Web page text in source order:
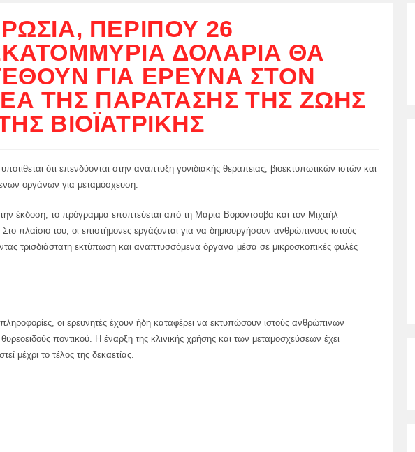
ΠΕΡΊΠΟΥ 26
ΔΟΛΆΡΙΑ ΘΑ
ΓΙΑ ΈΡΕΥΝΑ ΣΤΟΝ
ΤΗΣ ΠΑΡΆΤΑΣΗΣ ΤΗΣ ΖΩΉΣ
ΒΙΟΪΑΤΡΙΚΉΣ
ότι επενδύονται στην ανάπτυξη γονιδιακής θεραπείας, βιοεκτυπωτικών ιστών και
οργάνων για μεταμόσχευση.
έκδοση, το πρόγραμμα εποπτεύεται από τη Μαρία Βορόντσοβα και τον Μιχαήλ
πλαίσιο του, οι επιστήμονες εργάζονται για να δημιουργήσουν ανθρώπινους ιστούς
τρισδιάστατη εκτύπωση και αναπτυσσόμενα όργανα μέσα σε μικροσκοπικές φυλές
οι ερευνητές έχουν ήδη καταφέρει να εκτυπώσουν ιστούς ανθρώπινων
ποντικού. Η έναρξη της κλινικής χρήσης και των μεταμοσχεύσεων έχει
μέχρι το τέλος της δεκαετίας.